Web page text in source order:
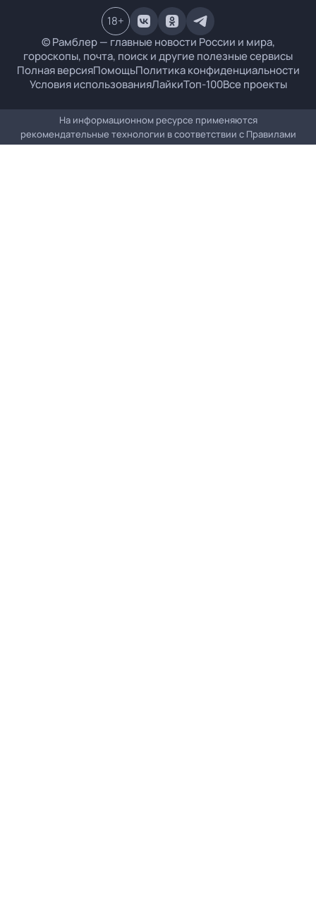
© Рамблер — главные новости России и мира,
гороскопы, почта, поиск и другие полезные сервисы
Полная версияПомощьПолитика конфиденциальности
Условия использованияЛайкиТоп-100Все проекты
18+
На информационном ресурсе применяются
рекомендательные технологии в соответствии с Правилами